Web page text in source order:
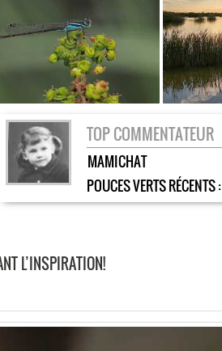
TOP COMMENTATEUR
MAMICHAT
POUCES VERTS RÉCENTS :
L’INSPIRATION!